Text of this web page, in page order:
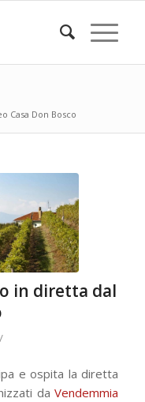
Casa Don Bosco
in diretta dal
/
e ospita la diretta
daVendemmia